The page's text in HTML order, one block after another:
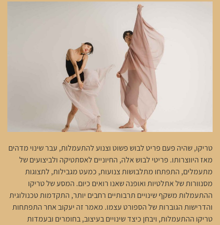
טריקו, שהיה פעם פריט לבוש פשוט וצנוע להתעמלות, עבר שינוי מדהים
מאז היווצרותו. פריטי לבוש אלה, החיוניים לאסתטיקה ולביצועים של
מתעמלים, התפתחו מתלבושות צנועות, כמעט מגבילות, לתצוגות
מסנוורות של אתלטיות ואופנה שאנו רואים כיום. המסע של טריקו
ההתעמלות משקף שינויים תרבותיים רחבים יותר, התקדמות טכנולוגית
והדרישות הגוברות של הספורט עצמו. מאמר זה יעקוב אחר התפתחות
טריקו ההתעמלות, ויבחן כיצד שינויים בעיצוב, בחומרים ובעמדות